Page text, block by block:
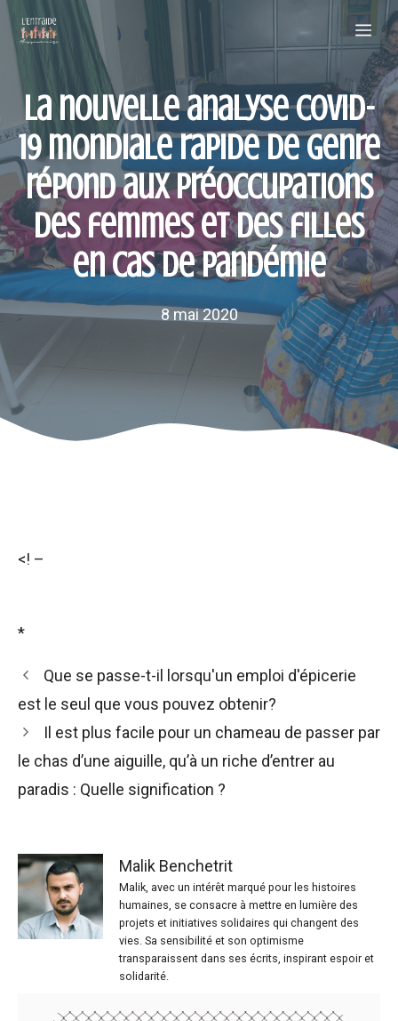
Aller
au
contenu
La nouvelle analyse COVID-
19 mondiale rapide de genre
répond aux préoccupations
des femmes et des filles
en cas de pandémie
8 mai 2020
<! –
*
Que se passe-t-il lorsqu'un emploi d'épicerie
est le seul que vous pouvez obtenir?
Il est plus facile pour un chameau de passer par
le chas d’une aiguille, qu’à un riche d’entrer au
paradis : Quelle signification ?
Malik Benchetrit
Malik, avec un intérêt marqué pour les histoires
humaines, se consacre à mettre en lumière des
projets et initiatives solidaires qui changent des
vies. Sa sensibilité et son optimisme
transparaissent dans ses écrits, inspirant espoir et
solidarité.